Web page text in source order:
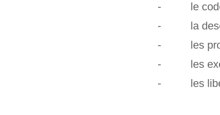
- le code
- la
- les
- les
- les